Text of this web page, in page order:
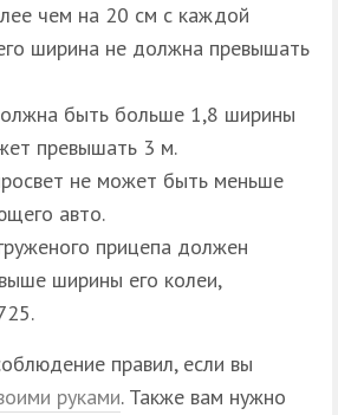
чем на 20 см с каждой
ширина не должна превышать
быть больше 1,8 ширины
превышать 3 м.
не может быть меньше
авто.
прицепа должен
ширины его колеи,
правил, если вы
руками. Также вам нужно